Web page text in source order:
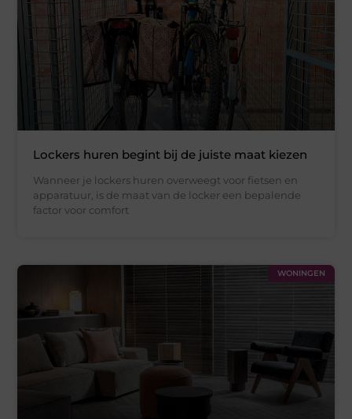
Lockers huren begint bij de juiste maat kiezen
Wanneer je lockers huren overweegt voor fietsen en
apparatuur, is de maat van de locker een bepalende
factor voor comfort
WONINGEN